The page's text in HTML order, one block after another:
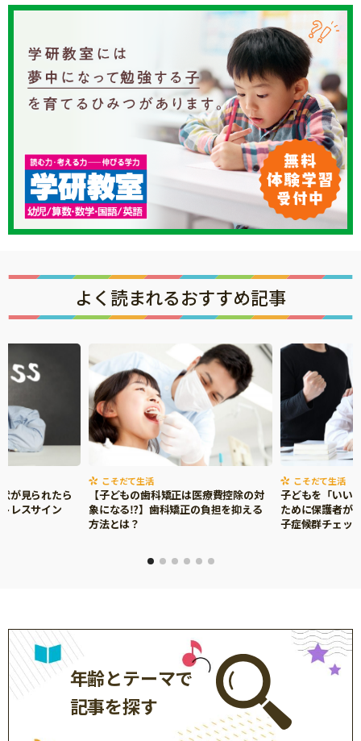
よく読まれるおすすめ記事
が見られたら
レスサイン
こそだて生活
【子どもの歯科矯正は医療費控除の対
象になる⁉】歯科矯正の負担を抑える
方法とは？
こそだて生活
子どもを「いい
ために保護者が
子症候群チェッ
年齢とテーマで
記事を探す